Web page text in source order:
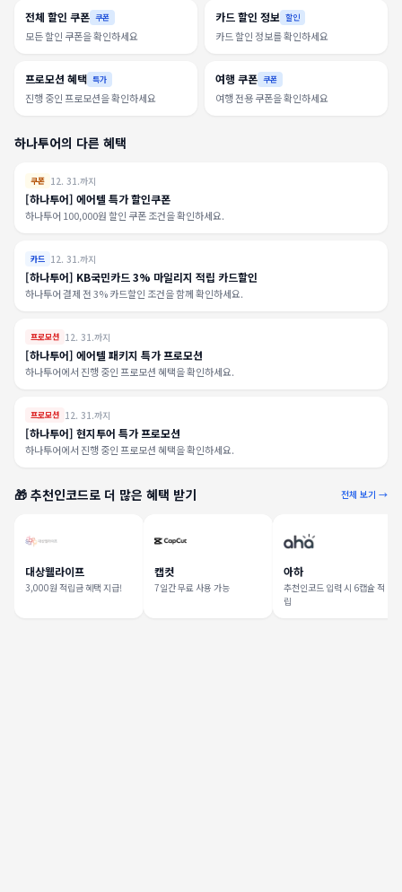
전체 할인 쿠폰 쿠폰
모든 할인 쿠폰을 확인하세요
카드 할인 정보 할인
카드 할인 정보를 확인하세요
프로모션 혜택 특가
진행 중인 프로모션을 확인하세요
여행 쿠폰 쿠폰
여행 전용 쿠폰을 확인하세요
하나투어의 다른 혜택
쿠폰 12. 31.까지
[하나투어] 에어텔 특가 할인쿠폰
하나투어 100,000원 할인 쿠폰 조건을 확인하세요.
카드 12. 31.까지
[하나투어] KB국민카드 3% 마일리지 적립 카드할인
하나투어 결제 전 3% 카드할인 조건을 함께 확인하세요.
프로모션 12. 31.까지
[하나투어] 에어텔 패키지 특가 프로모션
하나투어에서 진행 중인 프로모션 혜택을 확인하세요.
프로모션 12. 31.까지
[하나투어] 현지투어 특가 프로모션
하나투어에서 진행 중인 프로모션 혜택을 확인하세요.
🎁 추천인코드로 더 많은 혜택 받기 전체 보기 →
대상웰라이프
3,000원 적립금 혜택 지급!
캡컷
7일간 무료 사용 가능
아하
추천인코드 입력 시 6캡슐 적
립